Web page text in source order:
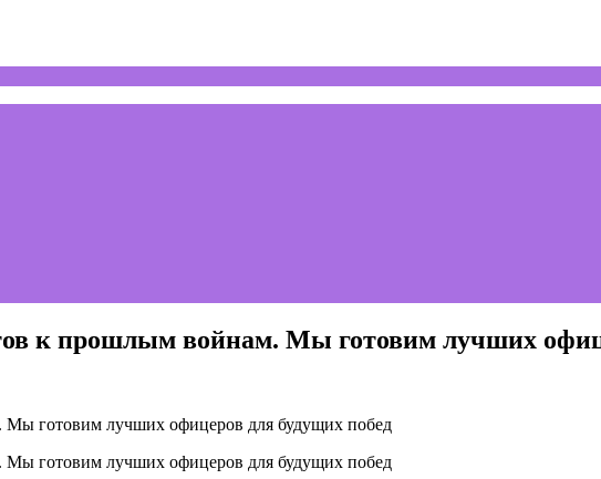
к прошлым войнам. Мы готовим лучших